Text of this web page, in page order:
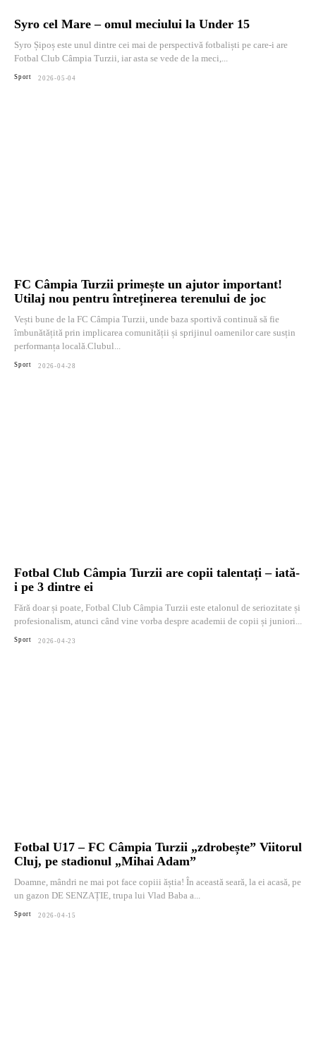
Syro cel Mare – omul meciului la Under 15
Syro Șipoș este unul dintre cei mai de perspectivă fotbaliști pe care-i are
Fotbal Club Câmpia Turzii, iar asta se vede de la meci,...
Sport 2026-05-04
FC Câmpia Turzii primește un ajutor important!
Utilaj nou pentru întreținerea terenului de joc
Vești bune de la FC Câmpia Turzii, unde baza sportivă continuă să fie
îmbunătățită prin implicarea comunității și sprijinul oamenilor care susțin
performanța locală.Clubul...
Sport 2026-04-28
Fotbal Club Câmpia Turzii are copii talentați – iată-
i pe 3 dintre ei
Fără doar și poate, Fotbal Club Câmpia Turzii este etalonul de seriozitate și
profesionalism, atunci când vine vorba despre academii de copii și juniori...
Sport 2026-04-23
Fotbal U17 – FC Câmpia Turzii „zdrobește” Viitorul
Cluj, pe stadionul „Mihai Adam”
Doamne, mândri ne mai pot face copiii ăștia! În această seară, la ei acasă, pe
un gazon DE SENZAȚIE, trupa lui Vlad Baba a...
Sport 2026-04-15